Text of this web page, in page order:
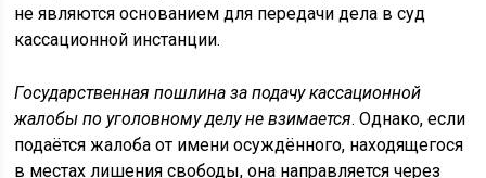
не являются основанием для передачи дела в суд
кассационной инстанции.
Государственная пошлина за подачу кассационной
жалобы по уголовному делу не взимается. Однако, если
подаётся жалоба от имени осуждённого, находящегося
в местах лишения свободы, она направляется через